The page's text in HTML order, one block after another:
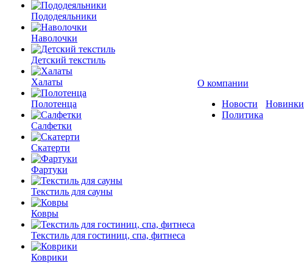
Пододеяльники
Наволочки
Детский текстиль
Халаты
Полотенца
Салфетки
Скатерти
Фартуки
Текстиль для сауны
Ковры
Текстиль для гостиниц, спа, фитнеса
Коврики
О компании
Новости
Политика
Новинки